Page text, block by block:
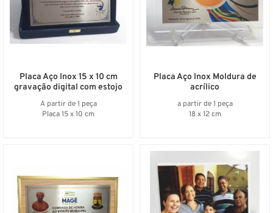
A partir de 1 peça
Placa 15 x 10 cm
Placa Aço Inox 15 x 10 cm
gravação digital com estojo
a partir de 1 peça
18 x 12 cm
Placa Aço Inox Moldura de
acrílico